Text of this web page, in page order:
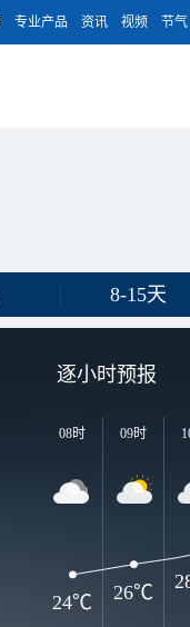
专业产品 资讯 视频 节气
8-15天
逐小时预报
08时 09时
24℃ 26℃